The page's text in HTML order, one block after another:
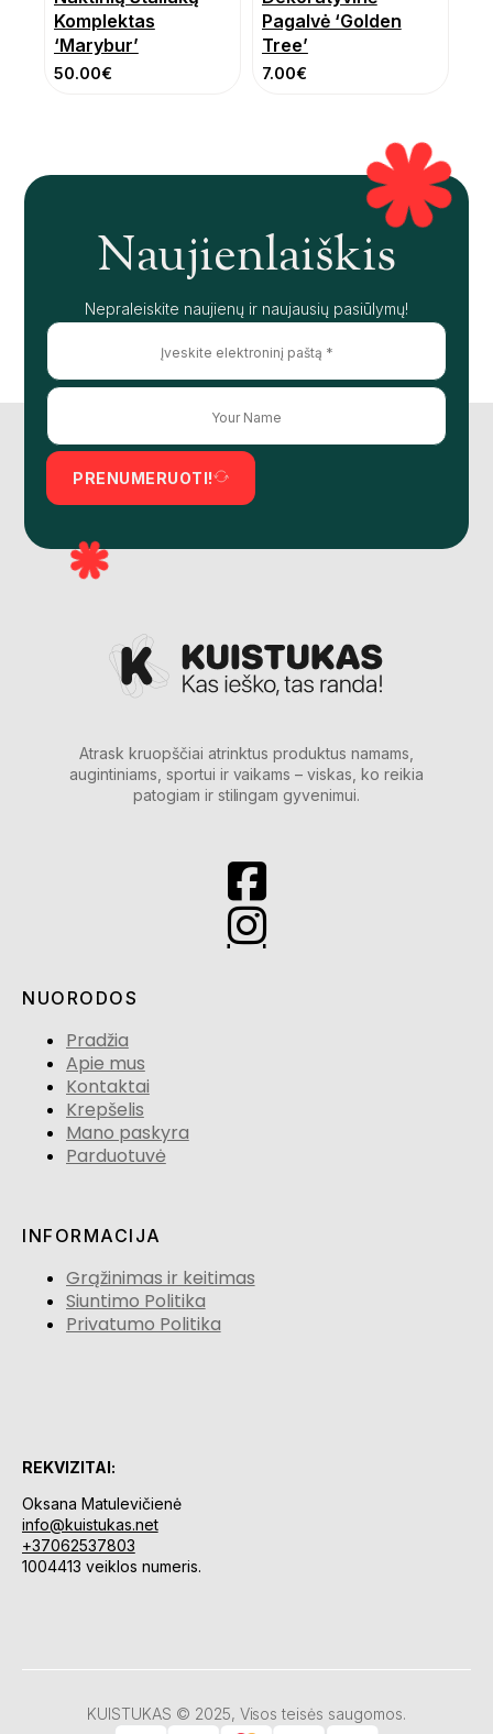
Komplektas
‘Marybur’
50.00€
Pagalvė ‘Golden
Tree’
7.00€
Naujienlaiškis
Nepraleiskite naujienų ir naujausių pasiūlymų!
PRENUMERUOTI!
Atrask kruopščiai atrinktus produktus namams,
augintiniams, sportui ir vaikams – viskas, ko reikia
patogiam ir stilingam gyvenimui.
NUORODOS
Pradžia
Apie mus
Kontaktai
Krepšelis
Mano paskyra
Parduotuvė
INFORMACIJA
Grąžinimas ir keitimas
Siuntimo Politika
Privatumo Politika
REKVIZITAI:
Oksana Matulevičienė
info@kuistukas.net
+37062537803
1004413 veiklos numeris.
KUISTUKAS © 2025, Visos teisės saugomos.